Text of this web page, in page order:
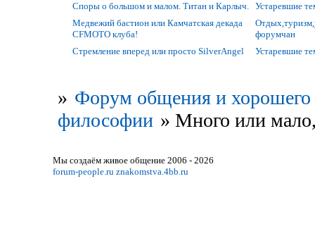
Споры о большом и малом. Титан и Карлыч.
Устаревшие
Медвежий бастион или Камчатская декада
CFMOTO клуба!
форумчан
Стремление вперед или просто SilverAngel
Устаревшие
» Форум общения и хорошего
философии » Много или
Мы создаём живое общение 2006 - 2026
forum-people.ru znakomstva.4bb.ru